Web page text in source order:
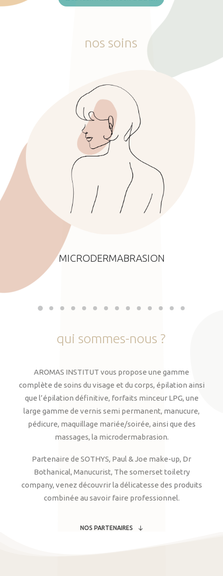
nos soins
MICRODERMABRASION
qui sommes-nous ?
AROMAS INSTITUT vous propose une gamme
complète de soins du visage et du corps, épilation ainsi
que l’épilation définitive, forfaits minceur LPG, une
large gamme de vernis semi permanent, manucure,
pédicure, maquillage mariée/soirée, ainsi que des
massages, la microdermabrasion.
Partenaire de SOTHYS, Paul & Joe make-up, Dr
Bothanical, Manucurist, The somerset toiletry
company, venez découvrir la délicatesse des produits
combinée au savoir faire professionnel.
NOS PARTENAIRES